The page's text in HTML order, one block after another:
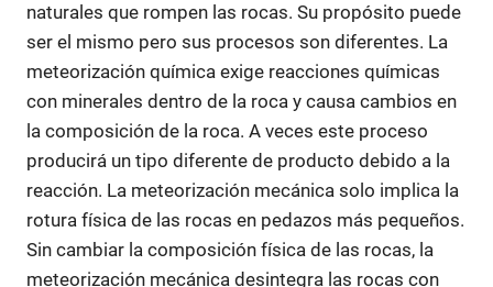
naturales que rompen las rocas. Su propósito puede
ser el mismo pero sus procesos son diferentes. La
meteorización química exige reacciones químicas
con minerales dentro de la roca y causa cambios en
la composición de la roca. A veces este proceso
producirá un tipo diferente de producto debido a la
reacción. La meteorización mecánica solo implica la
rotura física de las rocas en pedazos más pequeños.
Sin cambiar la composición física de las rocas, la
meteorización mecánica desintegra las rocas con